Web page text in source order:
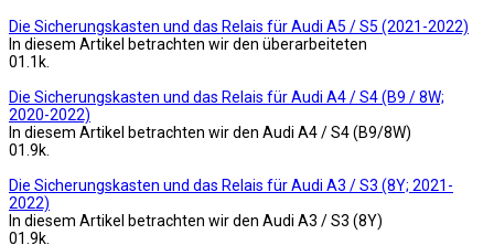
Die Sicherungskasten und das Relais für Audi A5 / S5 (2021-2022)
In diesem Artikel betrachten wir den überarbeiteten
01.1k.
Die Sicherungskasten und das Relais für Audi A4 / S4 (B9 / 8W;
2020-2022)
In diesem Artikel betrachten wir den Audi A4 / S4 (B9/8W)
01.9k.
Die Sicherungskasten und das Relais für Audi A3 / S3 (8Y; 2021-
2022)
In diesem Artikel betrachten wir den Audi A3 / S3 (8Y)
01.9k.